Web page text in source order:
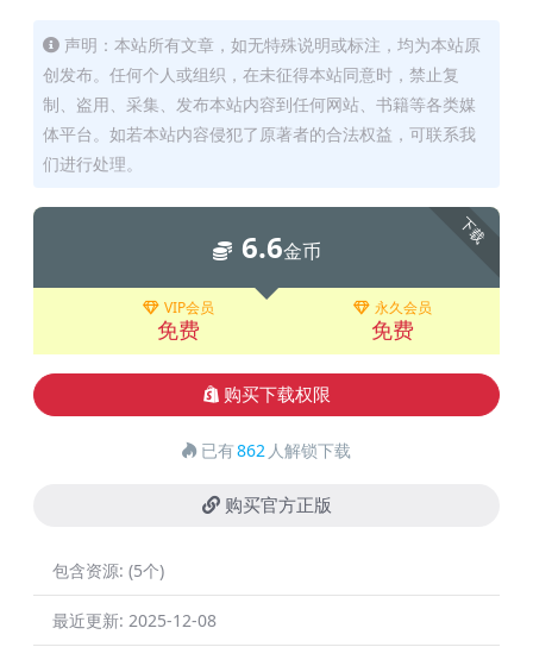
声明：本站所有文章，如无特殊说明或标注，均为本站原
创发布。任何个人或组织，在未征得本站同意时，禁止复
制、盗用、采集、发布本站内容到任何网站、书籍等各类媒
体平台。如若本站内容侵犯了原著者的合法权益，可联系我
们进行处理。
下载
6.6金币
VIP会员
免费
永久会员
免费
购买下载权限
已有862 人解锁下载
购买官方正版
包含资源: (5个)
最近更新: 2025-12-08